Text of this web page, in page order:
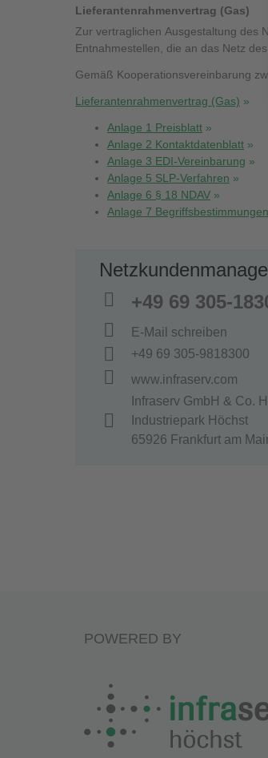
Lieferantenrahmenvertrag (Gas)
Zur vertraglichen Ausgestaltung des
Entnahmestellen, die an das Netz
Gemäß Kooperationsvereinbarung
Lieferantenrahmenvertrag (Gas)
Anlage 1 Preisblatt
Anlage 2 Kontaktdatenblatt
Anlage 3 EDI-Vereinbarung
Anlage 5 SLP-Verfahren
Anlage 6 § 18 NDAV
Anlage 7 Begriffsbestimmungen
+49 69 305-
E-Mail schreiben
+49 69 305-9818300
www.infraserv.com
Infraserv GmbH & Co.
Industriepark Höchst
65926 Frankfurt am
POWERED BY